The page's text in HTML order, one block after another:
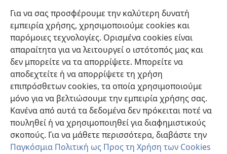
Για να σας προσφέρουμε την καλύτερη δυνατή
εμπειρία χρήσης, χρησιμοποιούμε cookies και
παρόμοιες τεχνολογίες. Ορισμένα cookies είναι
απαραίτητα για να λειτουργεί ο ιστότοπός μας και
δεν μπορείτε να τα απορρίψετε. Μπορείτε να
αποδεχτείτε ή να απορρίψετε τη χρήση
επιπρόσθετων cookies, τα οποία χρησιμοποιούμε
μόνο για να βελτιώσουμε την εμπειρία χρήσης σας.
Κανένα από αυτά τα δεδομένα δεν πρόκειται ποτέ να
πουληθεί ή να χρησιμοποιηθεί για διαφημιστικούς
σκοπούς. Για να μάθετε περισσότερα, διαβάστε την
Παγκόσμια Πολιτική ως Προς τη Χρήση των Cookies
Συνεισφορές
(ανοίγει
παράθυρο)ΔΙΑΔΙΚΤΥΑΚΗ ΒΙΒΛΙΟΘΗΚΗ της Σκοπιάς™
(ανοίγει
νέο
παράθυρο)
JW Hub ®
(ανοίγει
νέο
παράθυρο)JW Library®
Βιβλιοθήκη της Σκοπιάς